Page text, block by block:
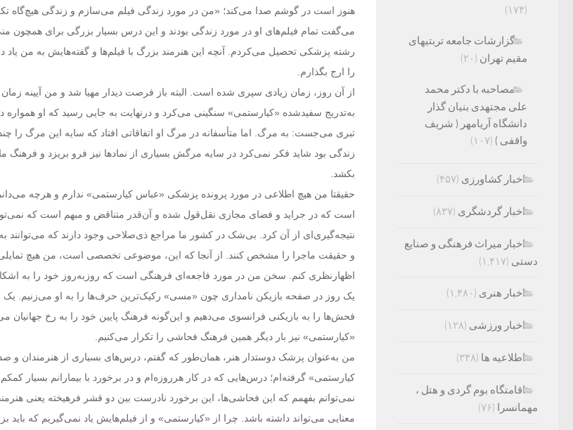
هنوز است در گوشم صدا می‌کند؛ «من در مورد زندگی فیلم می‌سازم و زندگی هیچ‌گاه
می‌گفت تمام فیلم‌های او در مورد زندگی بودند و این درس بسیار بزرگی برای همچون
رشته پزشکی تحصیل می‌کردم. آنچه این هنرمند بزرگ با فیلم‌ها و گفته‌هایش به من یاد
را ارج بگذارم.
از آن روز، زمان زیادی سپری شده است. البته باز فرصت دیدار مهیا شد و من آیینه
به‌تدریج سفیدشده «کیارستمی» سنگینی می‌کرد و درنهایت به جایی رسید که او همواره
تبری می‌جست: به مرگ. اما متأسفانه در مرگ او اتفاقاتی افتاد که سایه این مرگ را
زندگی بود شاید فکر نمی‌کرد در سایه مرگش بسیاری از نمادها نیز فرو بریزد و فرهنگ
بکشد.
حقیقتا من هیچ اطلاعی در مورد پرونده پزشکی «عباس کیارستمی» ندارم و هرچه
است که در جراید و فضای مجازی نقل‌قول شده و آن‌قدر متناقض و مبهم است که
نتیجه‌گیری‌ای از آن کرد. بی‌شک در کشور ما مراجع ذی‌صلاحی وجود دارند که می‌توانند
و حقیقت ماجرا را مشخص کنند. از آنجا که این، موضوعی تخصصی است، من هیچ تمایلی
اظهارنظری کنم. سخن من در مورد فاجعه‌ای فرهنگی است که روزبه‌روز خود را به
یک روز در صفحه بازیکن نامداری چون «مسی» رکیک‌ترین حرف‌ها را به او می‌زنیم. یک
فحش‌ها را به بازیکنی فرانسوی می‌دهیم و این‌گونه فرهنگ پایین خود را به رخ جهانیان
«کیارستمی» نیز بار دیگر همین فرهنگ فحاشی را تکرار می‌کنیم.
من به‌عنوان پزشک دوستدار هنر، همان‌طور که گفتم، درس‌های بسیاری از هنرمندان و
کیارستمی» گرفته‌ام؛ درس‌هایی که در کار هرروزه‌ام و در برخورد با بیمارانم بسیار کمکم
نمی‌توانم بفهمم که این فحاشی‌ها، این برخورد نادرست بین دو قشر فرهیخته یعنی
معنایی می‌تواند داشته باشد. چرا از «کیارستمی» و از فیلم‌هایش یاد نمی‌گیریم که باید
(۱۷۴)
گزارشات جامعه تربتیهای
مقیم تهران (۲۰)
مصاحبه با دکتر محمد
علی مجتهدی بنیان گذار
دانشگاه آریامهر ( شریف
واقفی ) (۱۰۷)
اخبار کشاورزی (۴۵۷)
اخبار گردشگری (۸۳۷)
اخبار میراث فرهنگی و صنایع
دستی (۱,۴۱۷)
اخبار هنری (۱,۴۸۰)
اخبار ورزشی (۱۲۸)
اطلاعیه ها (۳۴۸)
اقامتگاه بوم گردی و هتل ،
مهمانسرا (۷۶)